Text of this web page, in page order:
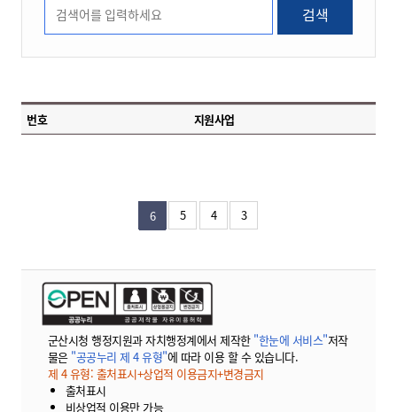
검색
번호 지원사업
6 5 4 3
군산시청 행정지원과 자치행정계에서 제작한 "한눈에 서비스"저작
물은 "공공누리 제 4 유형"에 따라 이용 할 수 있습니다.
제 4 유형: 출처표시+상업적 이용금지+변경금지
출처표시
비상업적 이용만 가능